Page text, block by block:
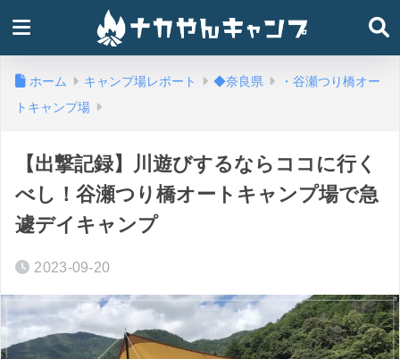
ホーム キャンプ場レポート ◆奈良県
・谷瀬つり橋オー
トキャンプ場
【出撃記録】川遊びするならココに行く
べし！谷瀬つり橋オートキャンプ場で急
遽デイキャンプ
2023-09-20